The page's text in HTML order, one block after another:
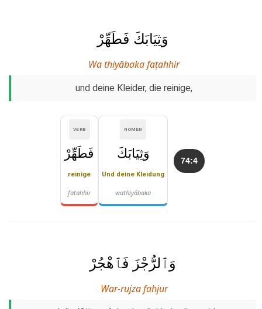
وَثِيَابَكَ فَطَهِّرْ
Wa thiyābaka faṭahhir
und deine Kleider, die reinige,
74:4
NOMEN
وَثِيَابَكَ
Und deine Kleidung
wathiyābaka
VERB
فَطَهِّرْ
reinige
faṭahhir
وَٱلرُّجْزَ فَٱهْجُرْ
War-rujza fahjur